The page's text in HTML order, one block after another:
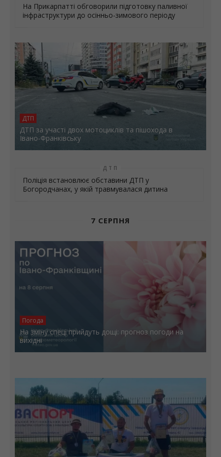
ДТП за участі двох мотоциклів та пішохода в
Івано-Франківську
Богородчанах, у якій травмувалася дитина
На зміну спеці прийдуть дощі: прогноз погоди на
вихідні